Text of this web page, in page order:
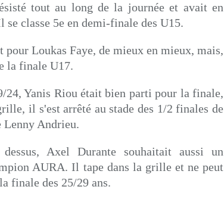
tout au long de la journée et avait en
classe 5e en demi-finale des U15.
pour Loukas Faye, de mieux en mieux, mais,
la finale U17.
24, Yanis Riou était bien parti pour la finale,
il s'est arrêté au stade des 1/2 finales de
Lenny Andrieu.
Axel Durante souhaitait aussi un
AURA. Il tape dans la grille et ne peut
finale des 25/29 ans.